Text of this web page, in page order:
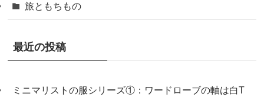
旅ともちもの
最近の投稿
ミニマリストの服シリーズ①：ワードローブの軸は白T